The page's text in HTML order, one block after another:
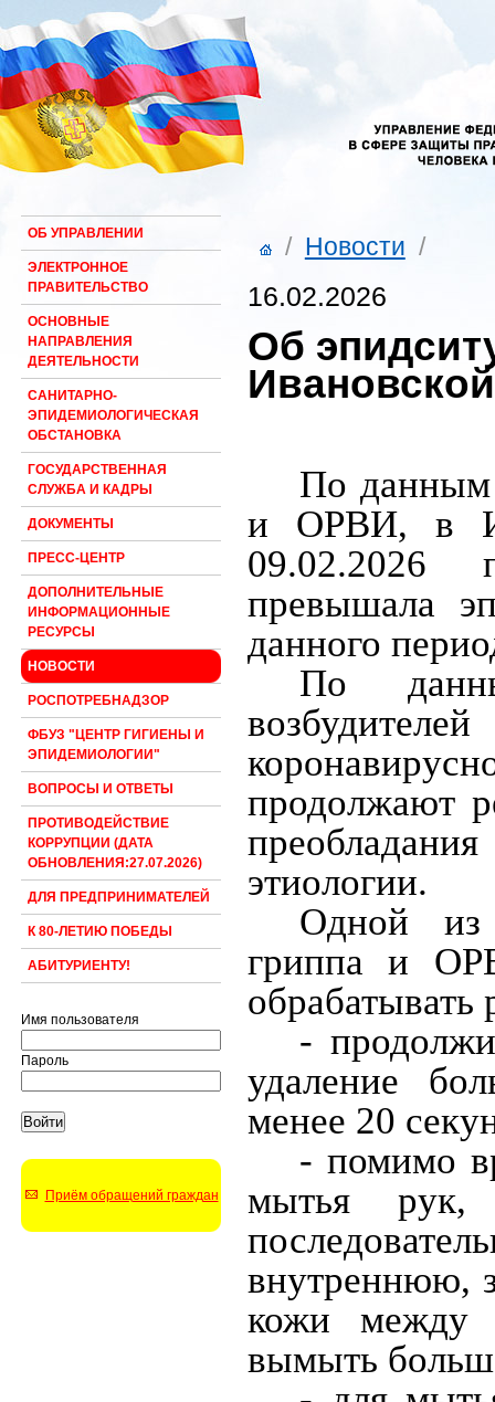
ОБ УПРАВЛЕНИИ
ЭЛЕКТРОННОЕ
ПРАВИТЕЛЬСТВО
ОСНОВНЫЕ
НАПРАВЛЕНИЯ
ДЕЯТЕЛЬНОСТИ
САНИТАРНО-
ЭПИДЕМИОЛОГИЧЕСКАЯ
ОБСТАНОВКА
ГОСУДАРСТВЕННАЯ
СЛУЖБА И КАДРЫ
ДОКУМЕНТЫ
ПРЕСС-ЦЕНТР
ДОПОЛНИТЕЛЬНЫЕ
ИНФОРМАЦИОННЫЕ
РЕСУРСЫ
НОВОСТИ
РОСПОТРЕБНАДЗОР
ФБУЗ "ЦЕНТР ГИГИЕНЫ И
ЭПИДЕМИОЛОГИИ"
ВОПРОСЫ И ОТВЕТЫ
ПРОТИВОДЕЙСТВИЕ
КОРРУПЦИИ (ДАТА
ОБНОВЛЕНИЯ:27.07.2026)
ДЛЯ ПРЕДПРИНИМАТЕЛЕЙ
К 80-ЛЕТИЮ ПОБЕДЫ
АБИТУРИЕНТУ!
Имя пользователя
Пароль
Приём обращений граждан
/ Новости /
16.02.2026
Об
По данным
и ОРВИ, в
09.02.2026
превышала
данного
По
продолжают
этиологии.
Одной из
гриппа и
-
удаление
менее 20
- помимо
мытья рук,
внутреннюю,
кожи между
вымыть